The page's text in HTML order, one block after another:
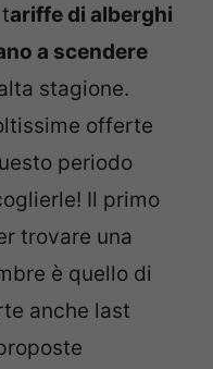
ariffe di alberghi
a scendere
stagione.
offerte
periodo
Il primo
trovare una
è quello di
anche last